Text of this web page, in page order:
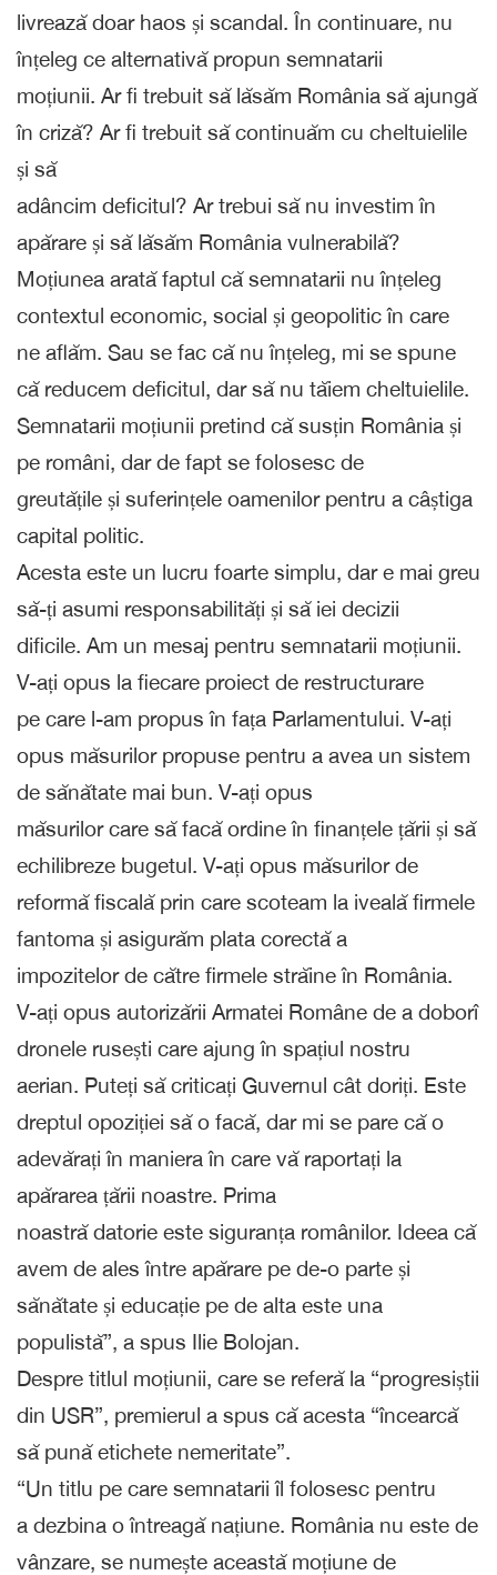
livrează doar haos și scandal. În continuare, nu
înțeleg ce alternativă propun semnatarii
moțiunii. Ar fi trebuit să lăsăm România să ajungă
în criză? Ar fi trebuit să continuăm cu cheltuielile
și să
adâncim deficitul? Ar trebui să nu investim în
apărare și să lăsăm România vulnerabilă?
Moțiunea arată faptul că semnatarii nu înțeleg
contextul economic, social și geopolitic în care
ne aflăm. Sau se fac că nu înțeleg, mi se spune
că reducem deficitul, dar să nu tăiem cheltuielile.
Semnatarii moțiunii pretind că susțin România și
pe români, dar de fapt se folosesc de
greutățile și suferințele oamenilor pentru a câștiga
capital politic.
Acesta este un lucru foarte simplu, dar e mai greu
să-ți asumi responsabilități și să iei decizii
dificile. Am un mesaj pentru semnatarii moțiunii.
V-ați opus la fiecare proiect de restructurare
pe care l-am propus în fața Parlamentului. V-ați
opus măsurilor propuse pentru a avea un sistem
de sănătate mai bun. V-ați opus
măsurilor care să facă ordine în finanțele țării și să
echilibreze bugetul. V-ați opus măsurilor de
reformă fiscală prin care scoteam la iveală firmele
fantoma și asigurăm plata corectă a
impozitelor de către firmele străine în România.
V-ați opus autorizării Armatei Române de a doborî
dronele rusești care ajung în spațiul nostru
aerian. Puteți să criticați Guvernul cât doriți. Este
dreptul opoziției să o facă, dar mi se pare că o
adevărați în maniera în care vă raportați la
apărarea țării noastre. Prima
noastră datorie este siguranța românilor. Ideea că
avem de ales între apărare pe de-o parte și
sănătate și educație pe de alta este una
populistă”, a spus Ilie Bolojan.
Despre titlul moțiunii, care se referă la “progresiștii
din USR”, premierul a spus că acesta “încearcă
să pună etichete nemeritate”.
“Un titlu pe care semnatarii îl folosesc pentru
a dezbina o întreagă națiune. România nu este de
vânzare, se numește această moțiune de